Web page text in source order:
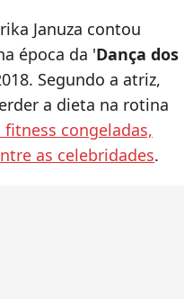
Januza contou
época da 'Dança dos
Segundo a atriz,
a dieta na rotina
congeladas,
as celebridades.